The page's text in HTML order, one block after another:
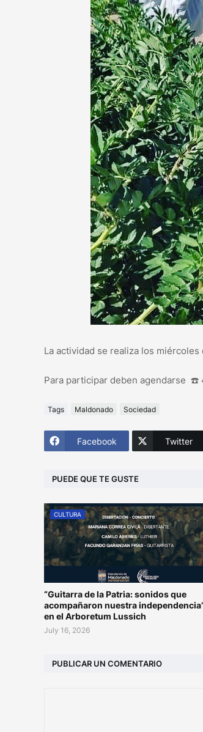
La actividad se realiza los miércoles
Para participar deben agendarse ☎️
Tags Maldonado Sociedad
Facebook Twitter
PUEDE QUE TE GUSTE
CULTURA
“Guitarra de la Patria: sonidos que
acompañaron nuestra
en el Arboretum Lussich
July 16, 2026
PUBLICAR UN COMENTARIO